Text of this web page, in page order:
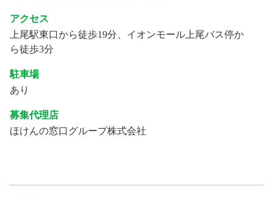
アクセス
上尾駅東口から徒歩19分、イオンモール上尾バス停か
ら徒歩3分
駐車場
あり
募集代理店
ほけんの窓口グループ株式会社